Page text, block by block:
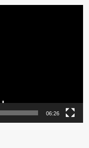
06:26